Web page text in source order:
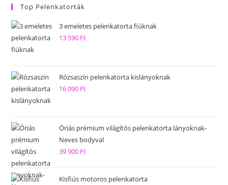
Top Pelenkatorták
3 emeletes pelenkatorta fiúknak
13 590 Ft
Rózsaszín pelenkatorta kislányoknak
16 090 Ft
Óriás prémium világítós pelenkatorta lányoknak-
Neves bodyval
39 900 Ft
Kisfiús motoros pelenkatorta